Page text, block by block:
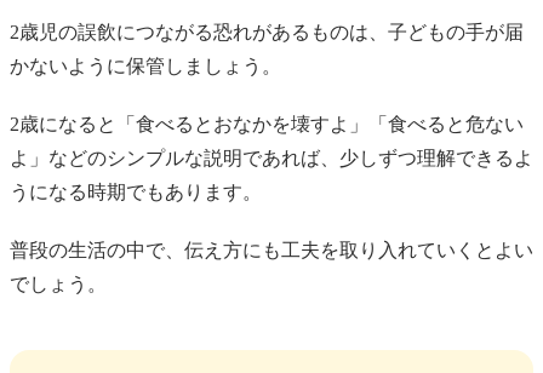
2歳児の誤飲につながる恐れがあるものは、子どもの手が届
かないように保管しましょう。
2歳になると「食べるとおなかを壊すよ」「食べると危ない
よ」などのシンプルな説明であれば、少しずつ理解できるよ
うになる時期でもあります。
普段の生活の中で、伝え方にも工夫を取り入れていくとよい
でしょう。